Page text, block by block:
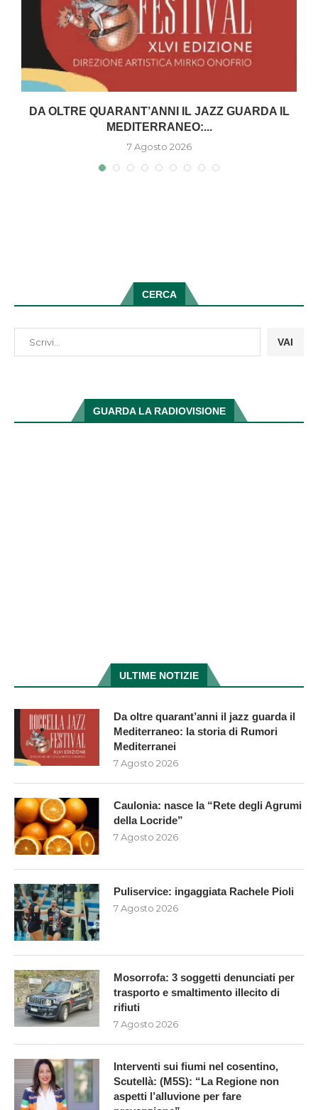
DA OLTRE QUARANT’ANNI IL JAZZ GUARDA IL
MEDITERRANEO:...
7 Agosto 2026
CERCA
VAI
GUARDA LA RADIOVISIONE
ULTIME NOTIZIE
Da oltre quarant’anni il jazz guarda il
Mediterraneo: la storia di Rumori
Mediterranei
7 Agosto 2026
Caulonia: nasce la “Rete degli Agrumi
della Locride”
7 Agosto 2026
Puliservice: ingaggiata Rachele Pioli
7 Agosto 2026
Mosorrofa: 3 soggetti denunciati per
trasporto e smaltimento illecito di
rifiuti
7 Agosto 2026
Interventi sui fiumi nel cosentino,
Scutellà: (M5S): “La Regione non
aspetti l’alluvione per fare